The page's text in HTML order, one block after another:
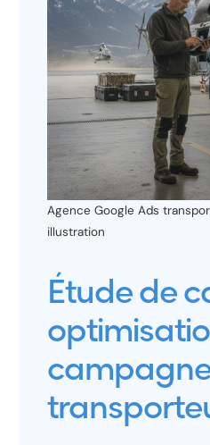
Agence Google Ads
illustration
Étude de